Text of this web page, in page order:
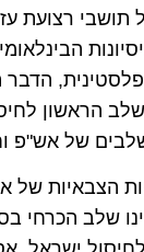
תושבי רצועת
הדבר
הראשון
של אש"פ
הצבאיות של
שלב הכרחי